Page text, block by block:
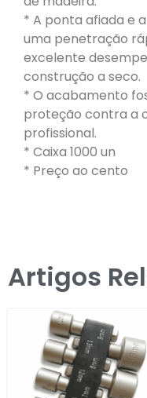
* A ponta afiada e
uma penetração
excelente
construção a seco.
* O acabamento
proteção contra a
profissional.
* Caixa 1000 un
* Preço ao cento
Artigos